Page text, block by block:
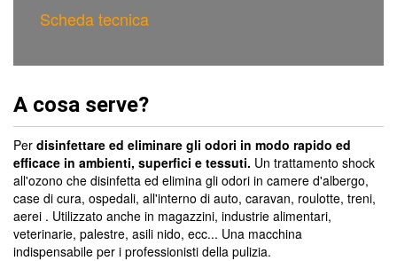
Scheda tecnica
A cosa serve?
Per disinfettare ed eliminare gli odori in modo rapido ed
efficace in ambienti, superfici e tessuti. Un trattamento shock
all'ozono che disinfetta ed elimina gli odori in camere d'albergo,
case di cura, ospedali, all'interno di auto, caravan, roulotte, treni,
aerei . Utilizzato anche in magazzini, industrie alimentari,
veterinarie, palestre, asili nido, ecc... Una macchina
indispensabile per i professionisti della pulizia.